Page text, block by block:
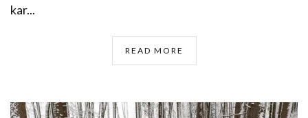
kar...
READ MORE